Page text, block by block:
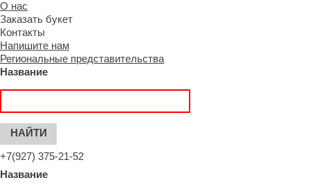
О нас
Заказать букет
Контакты
Напишите нам
Региональные представительства
Название
+7(927) 375-21-52
Название